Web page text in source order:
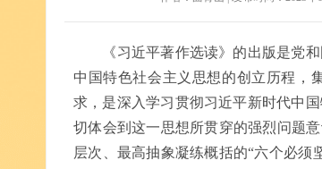
《习近平著作选读》的出版是党和
中国特色社会主义思想的创立历程，
求，是深入学习贯彻习近平新时代中
切体会到这一思想所贯穿的强烈问题
层次、最高抽象凝练概括的“六个必